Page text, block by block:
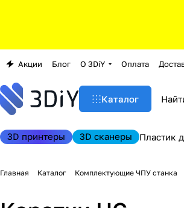
Акции Блог О 3DiY Оплата
Каталог
3D принтеры 3D сканеры Пластик
Главная Каталог Комплектующие ЧПУ станка